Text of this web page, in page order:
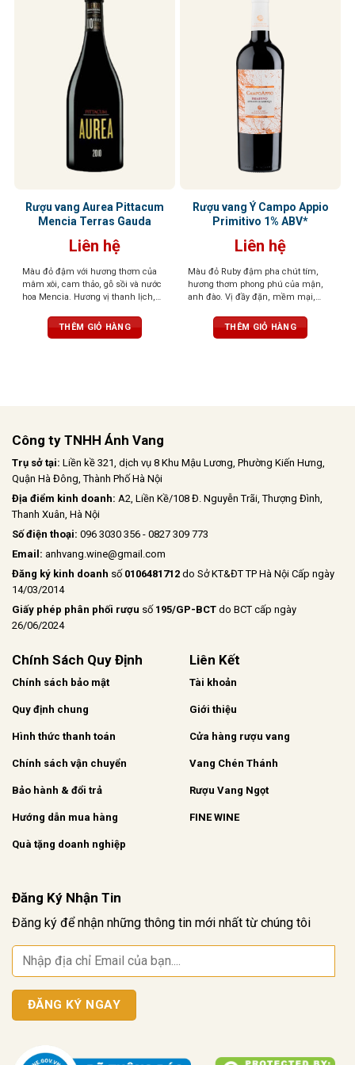
Rượu vang Aurea Pittacum
Mencia Terras Gauda
Liên hệ
Màu đỏ đậm với hương thơm của
mâm xôi, cam thảo, gỗ sồi và nước
hoa Mencia. Hương vị thanh lịch,
bằng và tươi mát, dư vị bền bỉ
THÊM GIỎ HÀNG
Rượu vang Ý Campo Appio
Primitivo 1% ABV*
Liên hệ
Màu đỏ Ruby đậm pha chút tím,
hương thơm phong phú của mận,
anh đào. Vị đầy đặn, mềm mại,
THÊM GIỎ HÀNG
Công ty TNHH Ánh Vang
Trụ sở tại: Liền kề 321, dịch vụ 8 Khu Mậu Lương, Phường Kiến Hưng,
Quận Hà Đông, Thành Phố Hà Nội
Địa điểm kinh doanh: A2, Liền Kề/108 Đ. Nguyễn Trãi, Thượng Đình,
Thanh Xuân, Hà Nội
Số điện thoại: 096 3030 356 - 0827 309 773
Email: anhvang.wine@gmail.com
Đăng ký kinh doanh số 0106481712 do Sở KT&ĐT TP Hà Nội Cấp ngày
14/03/2014
Giấy phép phân phối rượu số 195/GP-BCT do BCT cấp ngày
26/06/2024
Chính Sách Quy Định
Chính sách bảo mật
Quy định chung
Hình thức thanh toán
Chính sách vận chuyển
Bảo hành & đổi trả
Hướng dẫn mua hàng
Quà tặng doanh nghiệp
Liên Kết
Tài khoản
Giới thiệu
Cửa hàng rượu vang
Vang Chén Thánh
Rượu Vang Ngọt
FINE WINE
Đăng Ký Nhận Tin
Đăng ký để nhận những thông tin mới nhất từ chúng tôi